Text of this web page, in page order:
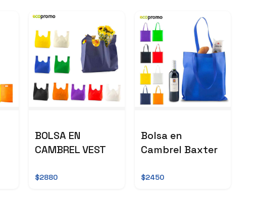
BOLSA EN
CAMBREL VEST
$2880
Bolsa en
Cambrel Baxter
$2450